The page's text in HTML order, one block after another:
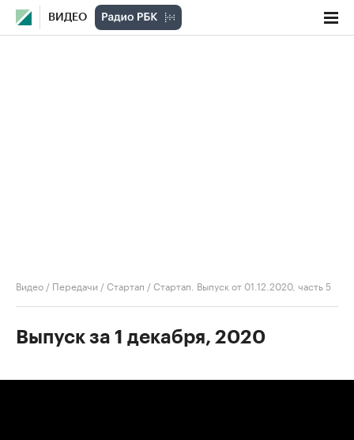
ВИДЕО
Видео / Передачи /Стартап /Стартап. Выпуск от 01.12.2020, часть 5
Выпуск за 1 декабря, 2020